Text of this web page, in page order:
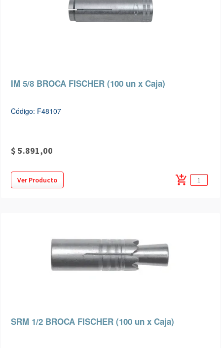
IM 5/8 BROCA FISCHER (100 un x Caja)
Código: F48107
$ 5.891,00
Ver Producto add_shopping_cart
SRM 1/2 BROCA FISCHER (100 un x Caja)